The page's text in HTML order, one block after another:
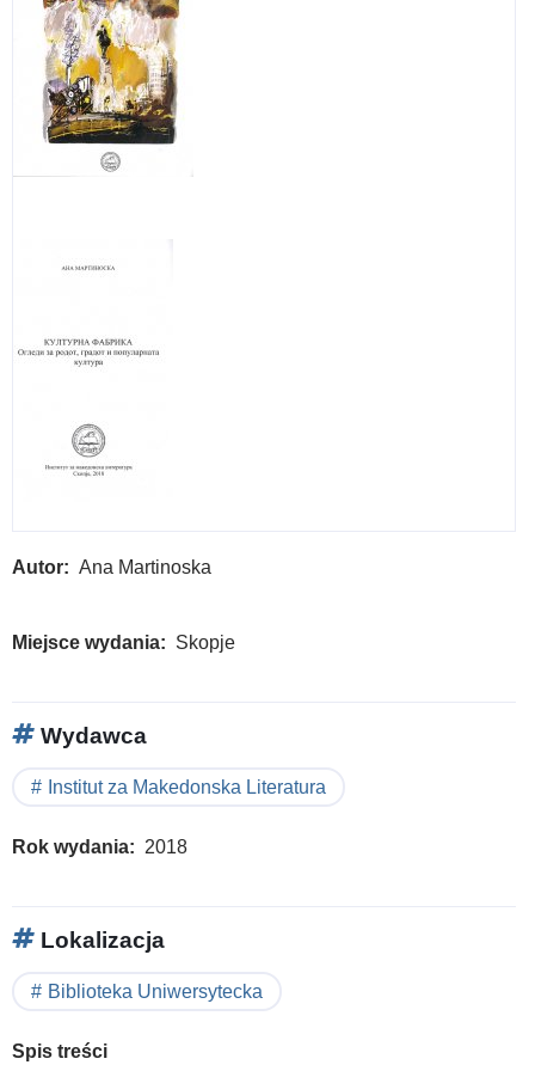
Autor Ana Martinoska
Miejsce wydania Skopje
Wydawca
Institut za Makedonska Literatura
Rok wydania 2018
Lokalizacja
Biblioteka Uniwersytecka
Spis treści